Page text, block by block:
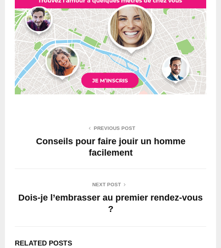
PREVIOUS POST
Conseils pour faire jouir un homme
facilement
NEXT POST
Dois-je l’embrasser au premier rendez-vous
?
RELATED POSTS